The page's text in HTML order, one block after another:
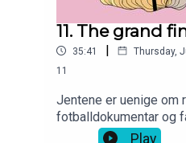
11. The grand
35:41 | Thursday,
11
Jentene er uenige om
fotballdokumentar og
gamlinger påPlay